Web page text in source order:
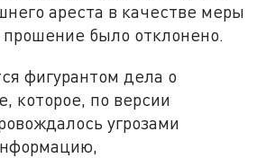
ареста в качестве меры
было отклонено.
фигурантом дела о
которое, по версии
угрозами